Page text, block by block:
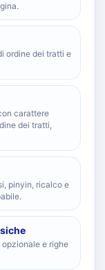
ordine dei tratti e
carattere
dei tratti,
pinyin, ricalco e
e righe